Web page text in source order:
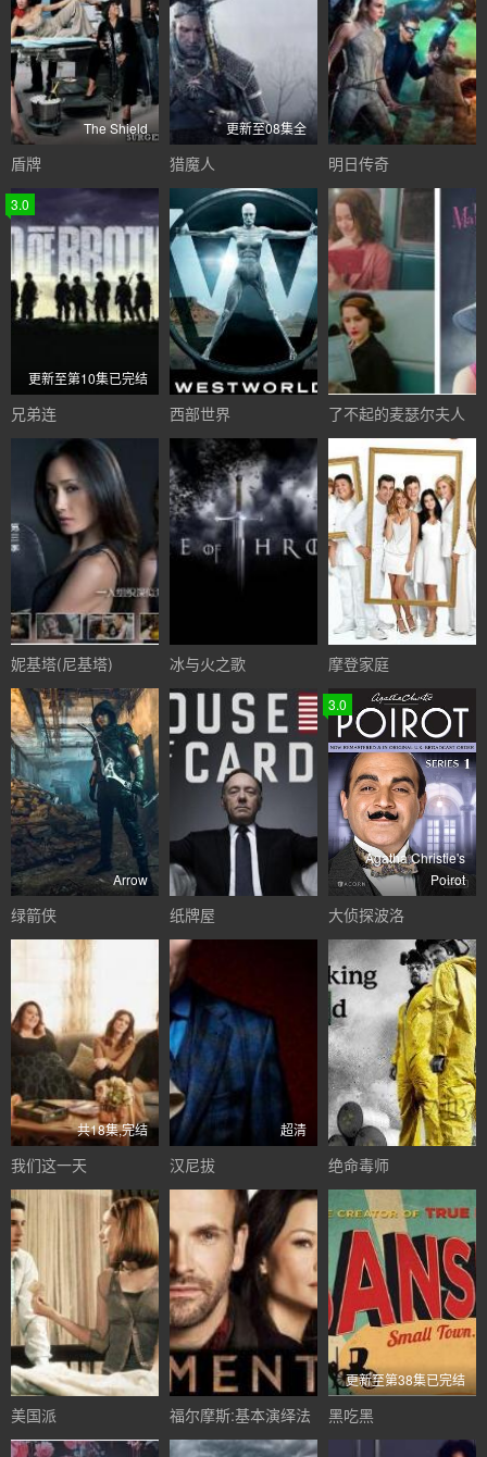
The Shield
盾牌
更新至08集全
猎魔人 明日传奇
3.0
更新至第10集已完结
兄弟连 西部世界 了不起的麦瑟尔夫人
妮基塔(尼基塔) 冰与火之歌 摩登家庭
Arrow
绿箭侠 纸牌屋
3.0
Agatha Christie's
Poirot
大侦探波洛
共18集,完结
我们这一天
超清
汉尼拔 绝命毒师
美国派 福尔摩斯:基本演绎法
更新至第38集已完结
黑吃黑